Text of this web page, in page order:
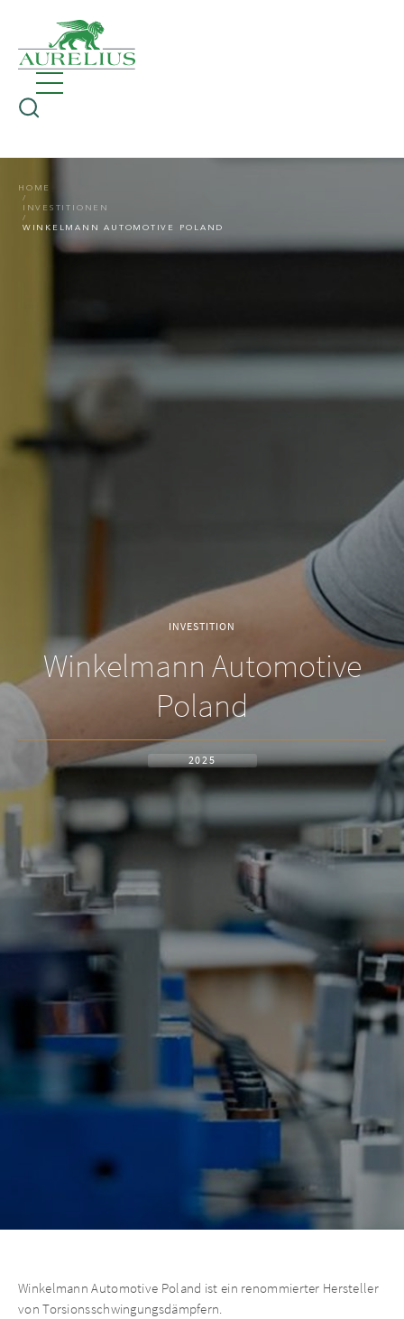
HOME
INVESTITIONEN
WINKELMANN AUTOMOTIVE POLAND
INVESTITION
Winkelmann Automotive
Poland
2025
Winkelmann Automotive Poland ist ein renommierter Hersteller
von Torsionsschwingungsdämpfern.